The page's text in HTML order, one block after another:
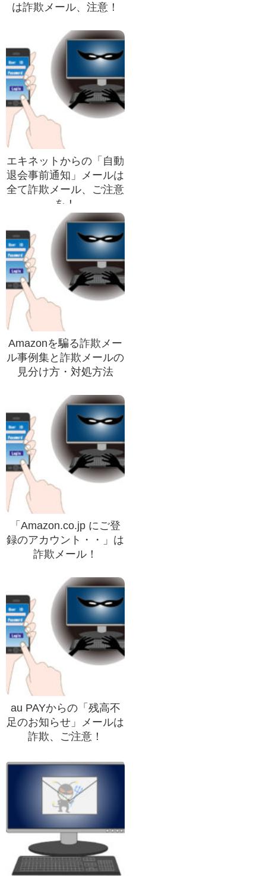
は詐欺メール、注意！
エキネットからの「自動
退会事前通知」メールは
全て詐欺メール、ご注意
を！
Amazonを騙る詐欺メー
ル事例集と詐欺メールの
見分け方・対処方法
「Amazon.co.jp にご登
録のアカウント・・」は
詐欺メール！
au PAYからの「残高不
足のお知らせ」メールは
詐欺、ご注意！